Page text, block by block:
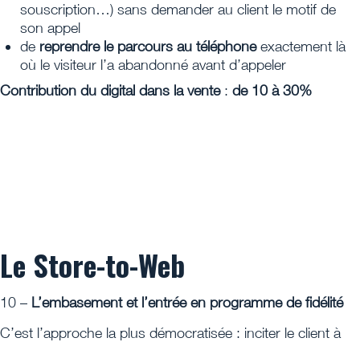
souscription…) sans demander au client le motif de
son appel
de reprendre le parcours au téléphoneexactement là
où le visiteur l’a abandonné avant d’appeler
Contribution du digital dans la vente: de 10 à 30%
Le Store-to-Web
10 – L’embasement et l’entrée en programme de fidélité
C’est l’approche la plus démocratisée : inciter le client à